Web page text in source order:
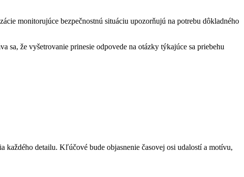
monitorujúce bezpečnostnú situáciu upozorňujú na potrebu dôkladného
sa, že vyšetrovanie prinesie odpovede na otázky týkajúce sa priebehu
detailu. Kľúčové bude objasnenie časovej osi udalostí a motívu,